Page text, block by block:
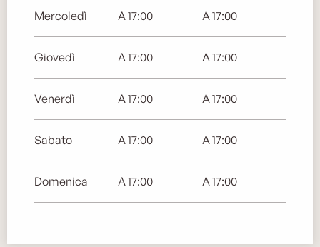
Mercoledì A 17:00 A 17:00
Giovedì A 17:00 A 17:00
Venerdì A 17:00 A 17:00
Sabato A 17:00 A 17:00
Domenica A 17:00 A 17:00